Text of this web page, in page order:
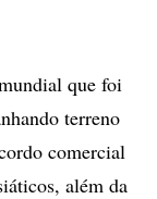
que foi
terreno
comercial
além da